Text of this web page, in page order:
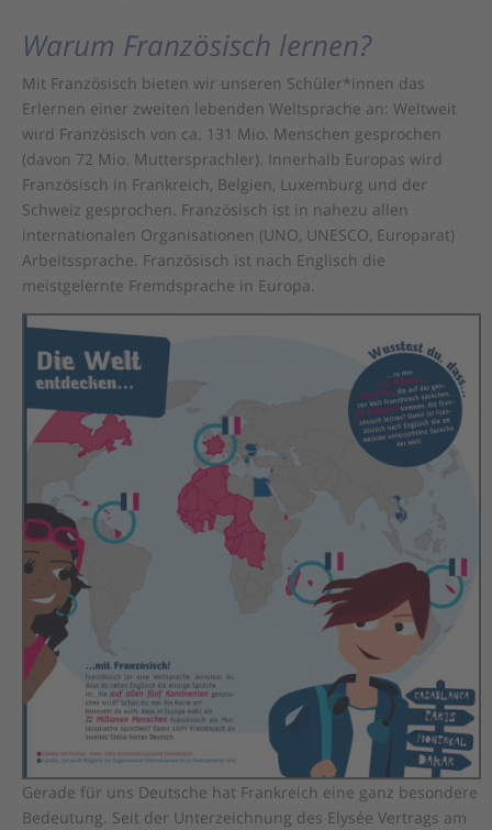
Warum Französisch lernen?
Mit Französisch bieten wir unseren Schüler*innen das
Erlernen einer zweiten lebenden Weltsprache an: Weltweit
wird Französisch von ca. 131 Mio. Menschen gesprochen
(davon 72 Mio. Muttersprachler). Innerhalb Europas wird
Französisch in Frankreich, Belgien, Luxemburg und der
Schweiz gesprochen. Französisch ist in nahezu allen
internationalen Organisationen (UNO, UNESCO, Europarat)
Arbeitssprache. Französisch ist nach Englisch die
meistgelernte Fremdsprache in Europa.
Gerade für uns Deutsche hat Frankreich eine ganz besondere
Bedeutung. Seit der Unterzeichnung des Elysée Vertrags am